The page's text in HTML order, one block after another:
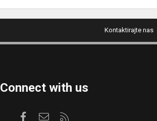
Kontaktirajte nas
Connect with us
FacebookKontaktirajte nas